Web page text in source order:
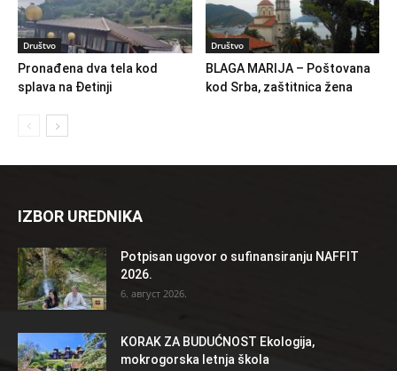
Društvo
Pronađena dva tela kod
splava na Đetinji
Društvo
BLAGA MARIJA – Poštovana
kod Srba, zaštitnica žena
IZBOR UREDNIKA
Potpisan ugovor o sufinansiranju NAFFIT
2026.
6. август 2026.
KORAK ZA BUDUĆNOST Ekologija,
mokrogorska letnja škola